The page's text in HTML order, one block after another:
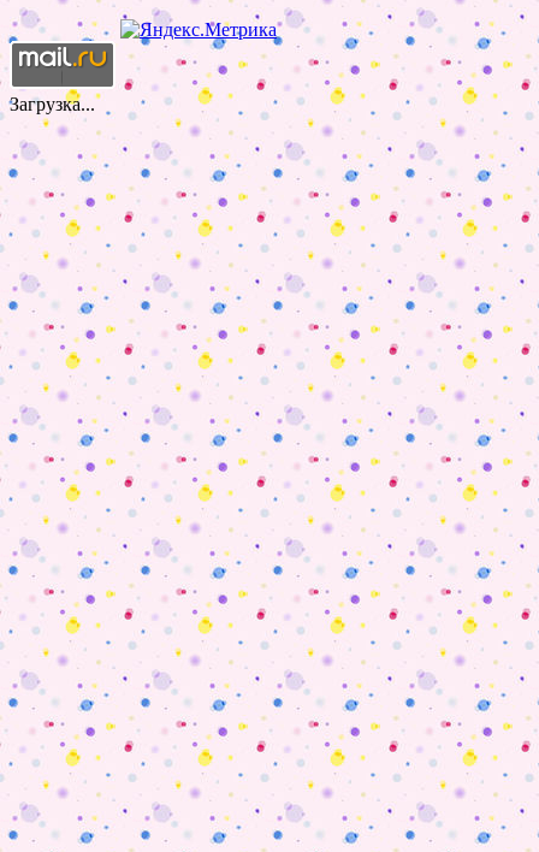
Загрузка...